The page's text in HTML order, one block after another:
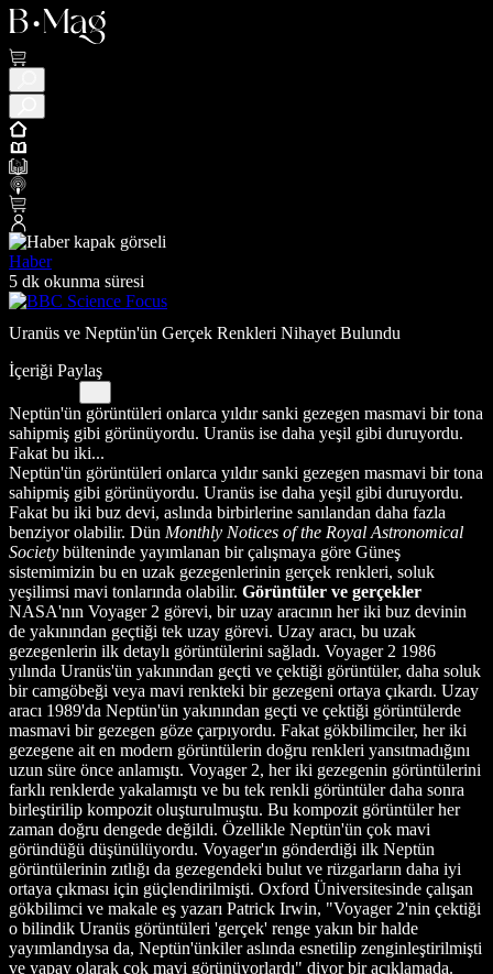
Haber
5 dk okunma süresi
Uranüs ve Neptün'ün Gerçek Renkleri Nihayet Bulundu
İçeriği Paylaş
Neptün'ün görüntüleri onlarca yıldır sanki gezegen masmavi bir tona
sahipmiş gibi görünüyordu. Uranüs ise daha yeşil gibi duruyordu.
Fakat bu iki...
Neptün'ün görüntüleri onlarca yıldır sanki gezegen masmavi bir tona
sahipmiş gibi görünüyordu. Uranüs ise daha yeşil gibi duruyordu.
Fakat bu iki buz devi, aslında birbirlerine sanılandan daha fazla
benziyor olabilir. Dün Monthly Notices of the Royal Astronomical
Society bülteninde yayımlanan bir çalışmaya göre Güneş
sistemimizin bu en uzak gezegenlerinin gerçek renkleri, soluk
yeşilimsi mavi tonlarında olabilir. Görüntüler ve gerçekler
NASA'nın Voyager 2 görevi, bir uzay aracının her iki buz devinin
de yakınından geçtiği tek uzay görevi. Uzay aracı, bu uzak
gezegenlerin ilk detaylı görüntülerini sağladı. Voyager 2 1986
yılında Uranüs'ün yakınından geçti ve çektiği görüntüler, daha soluk
bir camgöbeği veya mavi renkteki bir gezegeni ortaya çıkardı. Uzay
aracı 1989'da Neptün'ün yakınından geçti ve çektiği görüntülerde
masmavi bir gezegen göze çarpıyordu. Fakat gökbilimciler, her iki
gezegene ait en modern görüntülerin doğru renkleri yansıtmadığını
uzun süre önce anlamıştı. Voyager 2, her iki gezegenin görüntülerini
farklı renklerde yakalamıştı ve bu tek renkli görüntüler daha sonra
birleştirilip kompozit oluşturulmuştu. Bu kompozit görüntüler her
zaman doğru dengede değildi. Özellikle Neptün'ün çok mavi
göründüğü düşünülüyordu. Voyager'ın gönderdiği ilk Neptün
görüntülerinin zıtlığı da gezegendeki bulut ve rüzgarların daha iyi
ortaya çıkması için güçlendirilmişti. Oxford Üniversitesinde çalışan
gökbilimci ve makale eş yazarı Patrick Irwin, "Voyager 2'nin çektiği
o bilindik Uranüs görüntüleri 'gerçek' renge yakın bir halde
yayımlandıysa da, Neptün'ünkiler aslında esnetilip zenginleştirilmişti
ve yapay olarak çok mavi görünüyorlardı" diyor bir açıklamada.